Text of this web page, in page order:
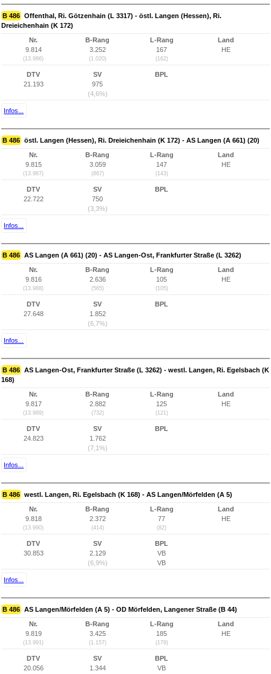
B 486 Offenthal, Ri. Götzenhain (L 3317) - östl. Langen (Hessen), Ri.
Dreieichenhain (K 172)
Nr.
9.814
(13.986)
B-Rang
3.252
(1.020)
L-Rang
167
(162)
Land
HE
DTV
21.193
SV
975
(4,6%)
BPL
Infos...
B 486 östl. Langen (Hessen), Ri. Dreieichenhain (K 172) - AS Langen (A 661) (20)
Nr.
9.815
(13.987)
B-Rang
3.059
(867)
L-Rang
147
(143)
Land
HE
DTV
22.722
SV
750
(3,3%)
BPL
Infos...
B 486 AS Langen (A 661) (20) - AS Langen-Ost, Frankfurter Straße (L 3262)
Nr.
9.816
(13.988)
B-Rang
2.636
(565)
L-Rang
105
(105)
Land
HE
DTV
27.648
SV
1.852
(6,7%)
BPL
Infos...
B 486 AS Langen-Ost, Frankfurter Straße (L 3262) - westl. Langen, Ri. Egelsbach (K
168)
Nr.
9.817
(13.989)
B-Rang
2.882
(732)
L-Rang
125
(121)
Land
HE
DTV
24.823
SV
1.762
(7,1%)
BPL
Infos...
B 486 westl. Langen, Ri. Egelsbach (K 168) - AS Langen/Mörfelden (A 5)
Nr.
9.818
(13.990)
B-Rang
2.372
(414)
L-Rang
77
(82)
Land
HE
DTV
30.853
SV
2.129
(6,9%)
BPL
VB
VB
Infos...
B 486 AS Langen/Mörfelden (A 5) - OD Mörfelden, Langener Straße (B 44)
Nr.
9.819
(13.991)
B-Rang
3.425
(1.157)
L-Rang
185
(179)
Land
HE
DTV
20.056
SV
1.344
BPL
VB